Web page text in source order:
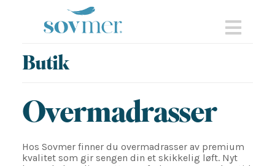
Butik
Overmadrasser
Hos Sovmer finner du overmadrasser av premium
kvalitet som gir sengen din et skikkelig løft. Nyt